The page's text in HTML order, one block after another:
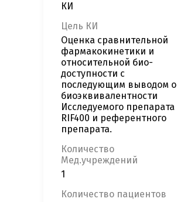
КИ
Цель КИ
Оценка сравнительной
фармакокинетики и
относительной био-
доступности с
последующим выводом о
биоэквивалентности
Исследуемого препарата
RIF400 и референтного
препарата.
Количество
Мед.учреждений
1
Количество пациентов